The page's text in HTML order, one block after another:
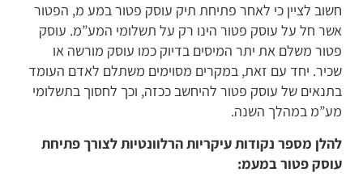
לציין כי לאחר פתיחת תיק עוסק פטור במע מ, הפטור
חל על עוסק פטור הינו רק על תשלומי המע”מ. עוסק
משלם את יתר המיסים בדיוק כמו עוסק מורשה או
יחד עם זאת, במקרים מסוימים משתלם לאדם העומד
של עוסק פטור להיחשב ככזה, וכך לחסוך בתשלומי
במהלך השנה.
מספר נקודות עיקריות הרלוונטיות לצורך פתיחת
פטור במעמ: